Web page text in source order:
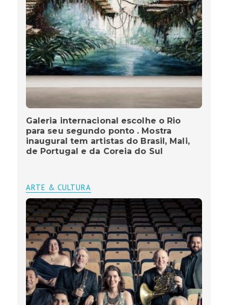
Galeria internacional escolhe o Rio
para seu segundo ponto . Mostra
inaugural tem artistas do Brasil, Mali,
de Portugal e da Coreia do Sul
ARTE & CULTURA